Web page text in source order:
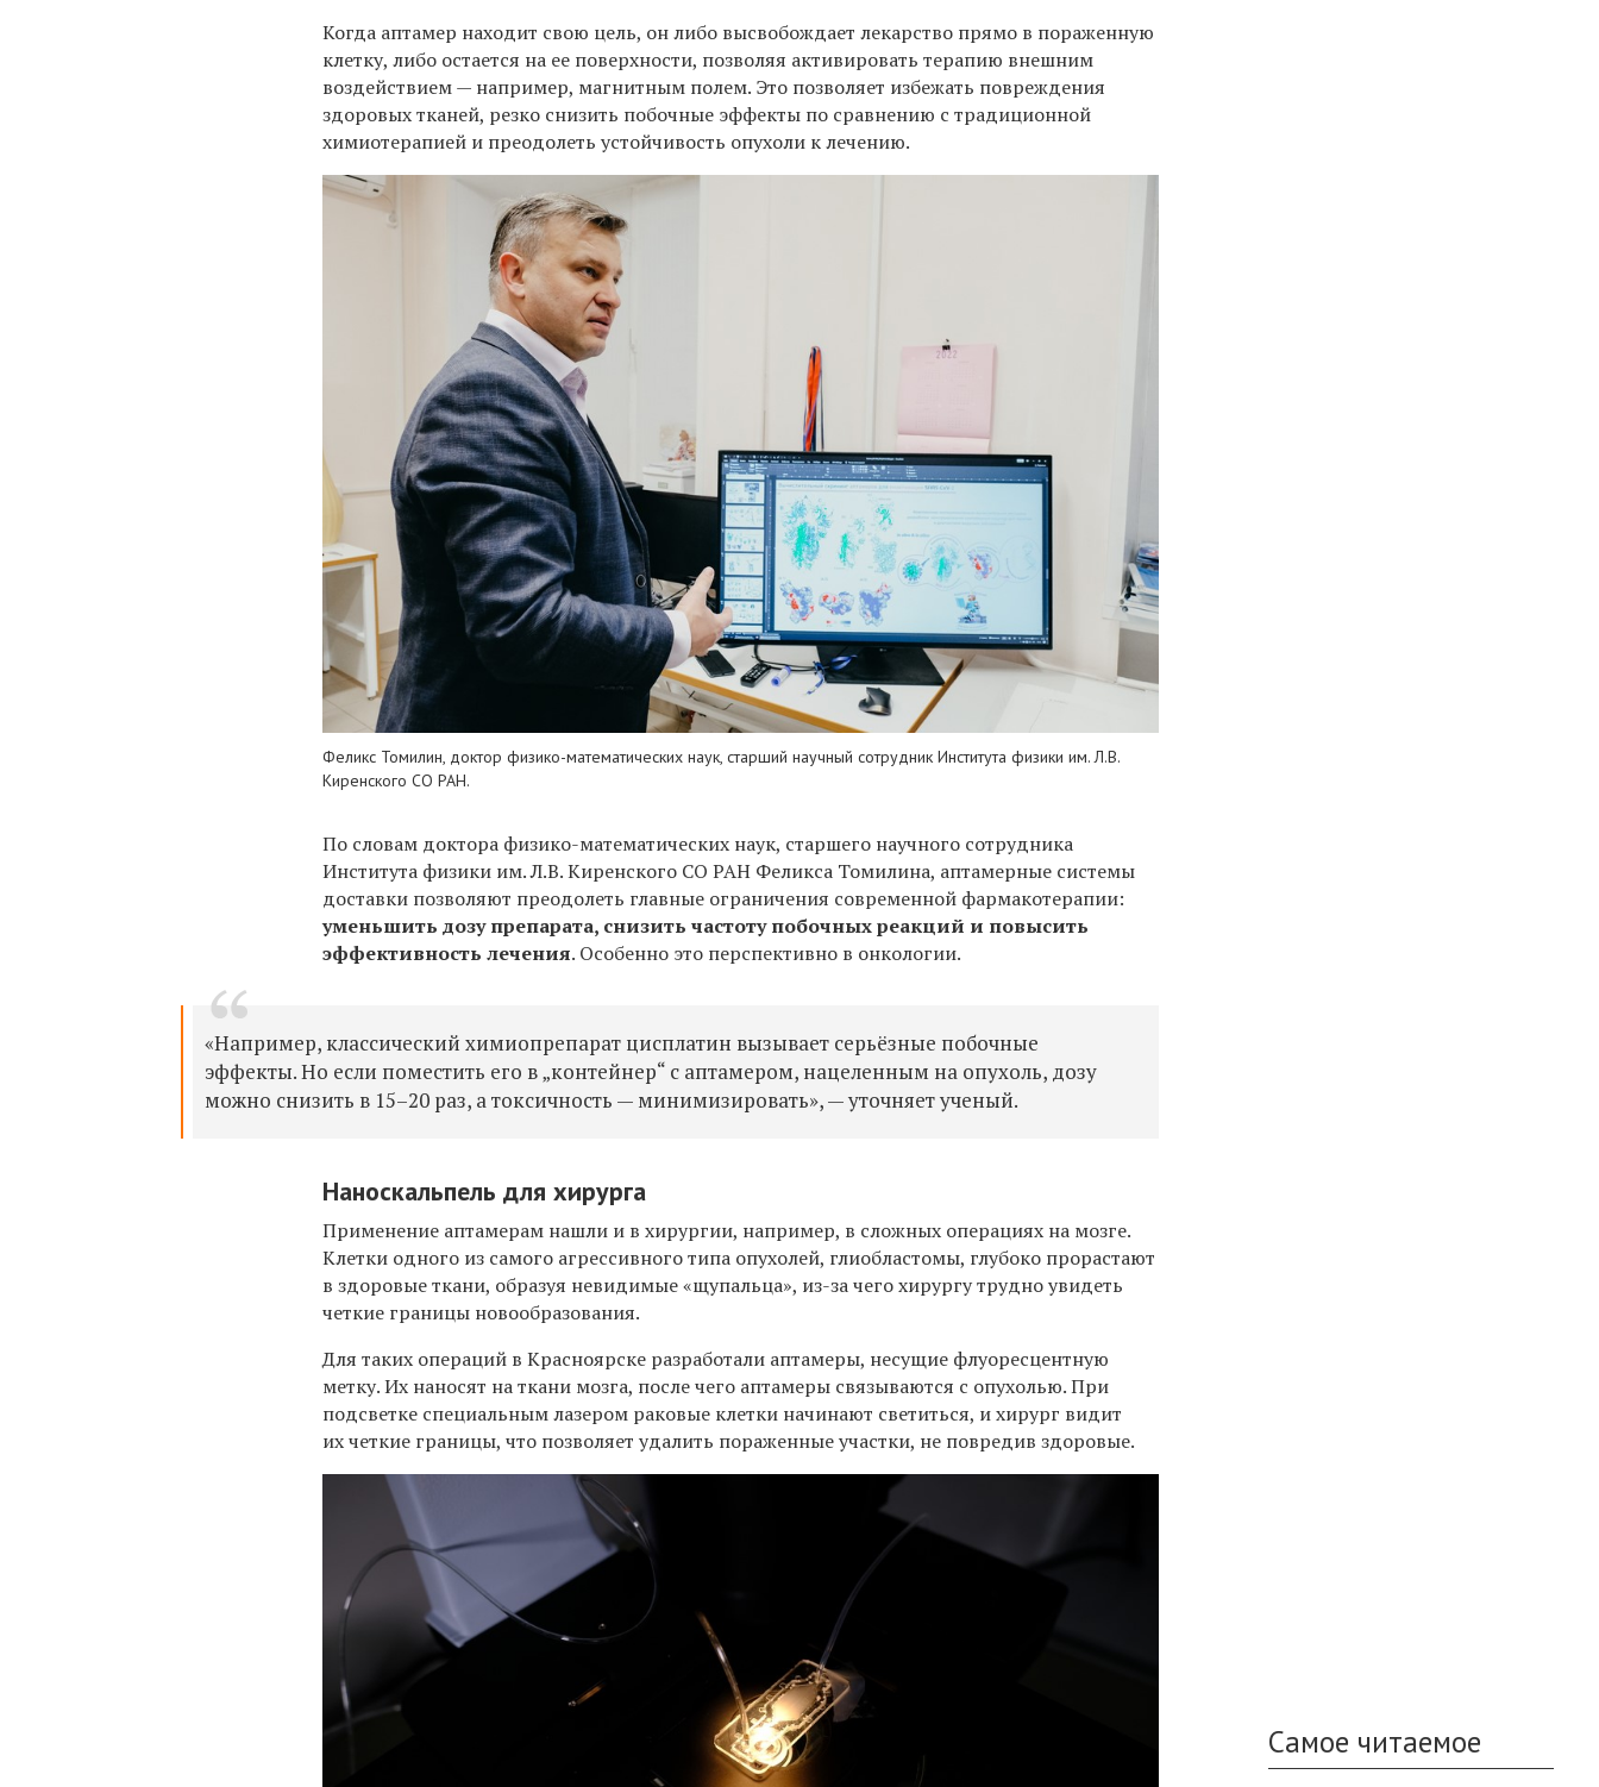
Когда аптамер находит свою цель, он либо высвобождает лекарство прямо в пораженную
клетку, либо остается на ее поверхности, позволяя активировать терапию внешним
воздействием — например, магнитным полем. Это позволяет избежать повреждения
здоровых тканей, резко снизить побочные эффекты по сравнению с традиционной
химиотерапией и преодолеть устойчивость опухоли к лечению.
Феликс Томилин, доктор физико-математических наук, старший научный сотрудник Института физики им. Л.В.
Киренского СО РАН.
По словам доктора физико-математических наук, старшего научного сотрудника
Института физики им. Л.В. Киренского СО РАН Феликса Томилина, аптамерные системы
доставки позволяют преодолеть главные ограничения современной фармакотерапии:
уменьшить дозу препарата, снизить частоту побочных реакций и повысить
эффективность лечения. Особенно это перспективно в онкологии.
«Например, классический химиопрепарат цисплатин вызывает серьёзные побочные
эффекты. Но если поместить его в „контейнер“ с аптамером, нацеленным на опухоль, дозу
можно снизить в 15–20 раз, а токсичность — минимизировать», — уточняет ученый.
Наноскальпель для хирурга
Применение аптамерам нашли и в хирургии, например, в сложных операциях на мозге.
Клетки одного из самого агрессивного типа опухолей, глиобластомы, глубоко прорастают
в здоровые ткани, образуя невидимые «щупальца», из-за чего хирургу трудно увидеть
четкие границы новообразования.
Для таких операций в Красноярске разработали аптамеры, несущие флуоресцентную
метку. Их наносят на ткани мозга, после чего аптамеры связываются с опухолью. При
подсветке специальным лазером раковые клетки начинают светиться, и хирург видит
их четкие границы, что позволяет удалить пораженные участки, не повредив здоровые.
Самое читаемое